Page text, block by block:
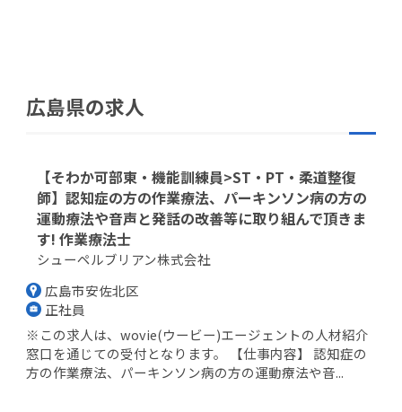
広島県の求人
【そわか可部東・機能訓練員>ST・PT・柔道整復
師】認知症の方の作業療法、パーキンソン病の方の
運動療法や音声と発話の改善等に取り組んで頂きま
す! 作業療法士
シューペルブリアン株式会社
広島市安佐北区
正社員
※この求人は、wovie(ウービー)エージェントの人材紹介
窓口を通じての受付となります。 【仕事内容】 認知症の
方の作業療法、パーキンソン病の方の運動療法や音...